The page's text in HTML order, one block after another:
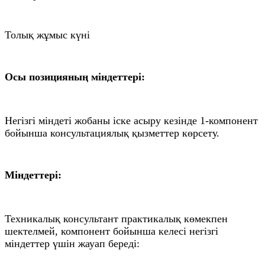
Толық жұмыс күні
Осы позицияның міндеттері:
Негізгі міндеті жобаны іске асыру кезінде 1-компонент
бойынша консультациялық қызметтер көрсету.
Міндеттері:
Техникалық консультант практикалық көмекпен
шектелмей, компонент бойынша келесі негізгі
міндеттер үшін жауап береді: